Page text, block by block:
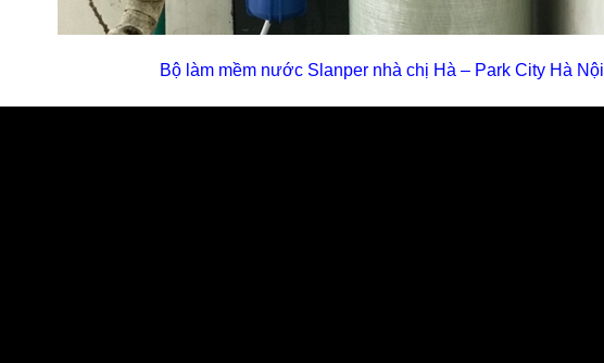
Bộ làm mềm nước Slanper nhà chị Hà – Park City Hà Nội